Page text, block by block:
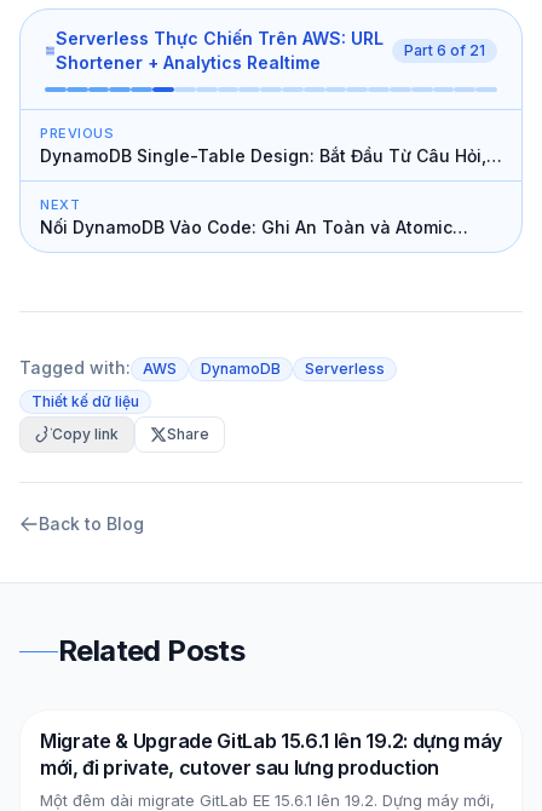
Serverless Thực Chiến Trên AWS: URL
Shortener + Analytics Realtime
Part 6 of 21
PREVIOUS
DynamoDB Single-Table Design: Bắt Đầu Từ Câu Hỏi,
Không Phải Từ Bảng
NEXT
Nối DynamoDB Vào Code: Ghi An Toàn và Atomic
Counter
Tagged with: AWS DynamoDB
Serverless
Thiết kế dữ liệu
Copy link
Share
Back to Blog
Related Posts
DevOps AWS
Migrate & Upgrade GitLab 15.6.1 lên 19.2: dựng máy
mới, đi private, cutover sau lưng production
Một đêm dài migrate GitLab EE 15.6.1 lên 19.2. Dựng máy mới,